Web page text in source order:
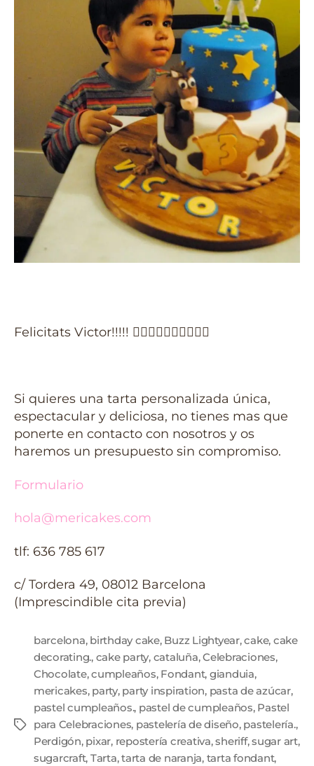
Felicitats Victor!!!!! 
Si quieres una tarta personalizada única,
espectacular y deliciosa, no tienes mas que
ponerte en contacto con nosotros y os
haremos un presupuesto sin compromiso.
Formulario
hola@mericakes.com
tlf: 636 785 617
c/ Tordera 49, 08012 Barcelona
(Imprescindible cita previa)
barcelona, birthday cake, Buzz Lightyear,cake, cake
decorating., cake party, cataluña,Celebraciones,
Chocolate,cumpleaños, Fondant, gianduia,
mericakes, party, party inspiration, pasta de azúcar,
pastel cumpleaños., pastel de cumpleaños, Pastel
para Celebraciones, pastelería de diseño, pastelería.,
Perdigón, pixar, repostería creativa,sheriff,sugar art,
sugarcraft, Tarta,tarta de naranja, tarta fondant,